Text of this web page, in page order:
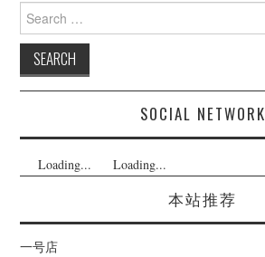
Search
for:
SOCIAL NETWORK
Loading... Loading...
本站推荐
一号店